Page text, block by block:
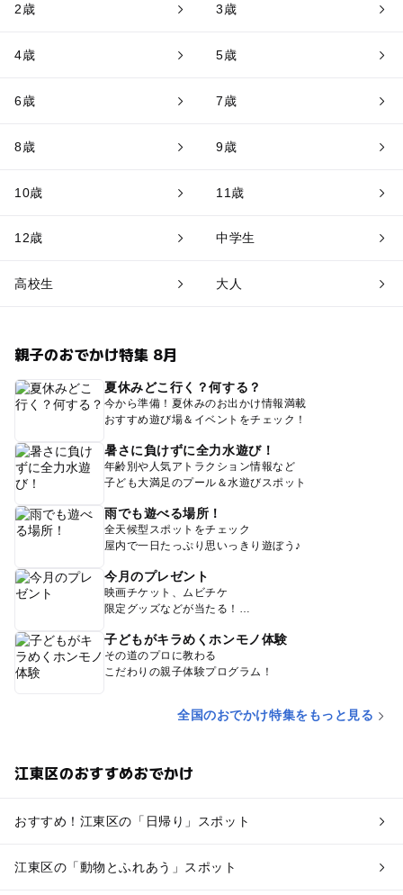
2歳 3歳
4歳 5歳
6歳 7歳
8歳 9歳
10歳 11歳
12歳 中学生
高校生 大人
親子のおでかけ特集 8月
夏休みどこ行く？何する？
今から準備！夏休みのお出かけ情報満載
おすすめ遊び場＆イベントをチェック！
暑さに負けずに全力水遊び！
年齢別や人気アトラクション情報など
子ども大満足のプール＆水遊びスポット
雨でも遊べる場所！
全天候型スポットをチェック
屋内で一日たっぷり思いっきり遊ぼう♪
今月のプレゼント
映画チケット、ムビチケ
限定グッズなどが当たる！
子どもがキラめくホンモノ体験
その道のプロに教わる
こだわりの親子体験プログラム！
全国のおでかけ特集をもっと見る
江東区のおすすめおでかけ
おすすめ！江東区の「日帰り」スポット
江東区の「動物とふれあう」スポット